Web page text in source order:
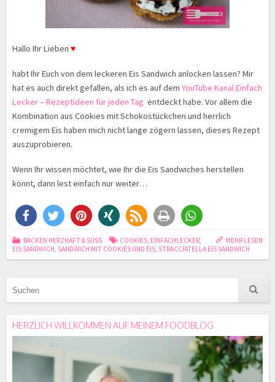
Hallo Ihr Lieben ♥
habt Ihr Euch von dem leckeren Eis Sandwich anlocken lassen? Mir
hat es auch direkt gefallen, als ich es auf dem YouTube Kanal Einfach
Lecker – Rezeptideen für jeden Tag entdeckt habe. Vor allem die
Kombination aus Cookies mit Schokostückchen und herrlich
cremigem Eis haben mich nicht lange zögern lassen, dieses Rezept
auszuprobieren.
Wenn Ihr wissen möchtet, wie Ihr die Eis Sandwiches herstellen
könnt, dann lest einfach nur weiter…
MEHR LESEN
BACKEN HERZHAFT & SÜSS COOKIES, EINFACHLECKER,
EIS SANDWICH, SANDWICH MIT COOKIES UND EIS, STRACCIATELLA EIS SANDWICH
HERZLICH WILLKOMMEN AUF MEINEM FOODBLOG